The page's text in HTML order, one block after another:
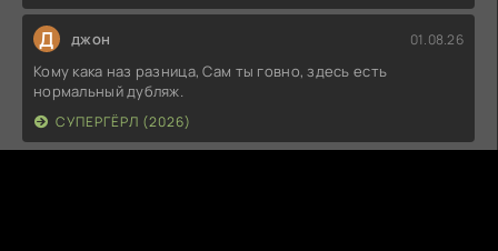
Д джон 01.08.26
Кому кака наз разница, Сам ты говно, здесь есть
нормальный дубляж.
СУПЕРГЁРЛ (2026)